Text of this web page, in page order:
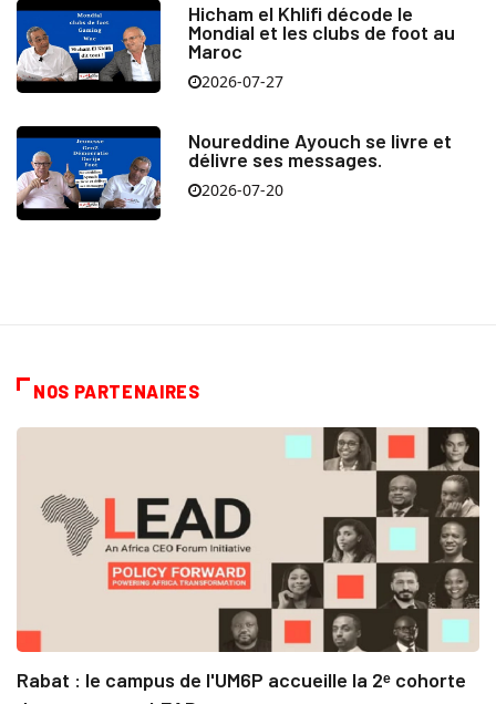
Hicham el Khlifi décode le
Mondial et les clubs de foot au
Maroc
2026-07-27
Noureddine Ayouch se livre et
délivre ses messages.
2026-07-20
NOS PARTENAIRES
Rabat : le campus de l'UM6P accueille la 2ᵉ cohorte